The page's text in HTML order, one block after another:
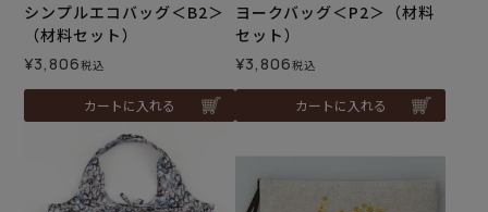
シンプルエコバッグ＜B2＞
（材料セット）
¥3,806税込
カートに入れる
ヨークバッグ＜P2＞（材料
セット）
¥3,806税込
カートに入れる